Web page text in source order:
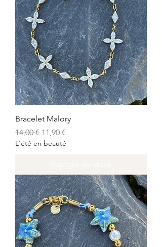
Bracelet Malory
Prix original
14,00 € Prix promotionnel
11,90 €
L'été en beauté